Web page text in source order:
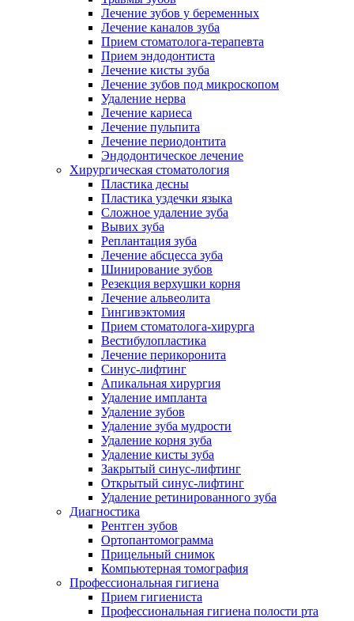
Лечение зубов у беременных
Лечение каналов зуба
Прием стоматолога-терапевта
Прием эндодонтиста
Лечение кисты зуба
Лечение зубов под микроскопом
Удаление нерва
Лечение кариеса
Лечение пульпита
Лечение периодонтита
Эндодонтическое лечение
Хирургическая стоматология
Пластика десны
Пластика уздечки языка
Сложное удаление зуба
Вывих зуба
Реплантация зуба
Лечение абсцесса зуба
Шинирование зубов
Резекция верхушки корня
Лечение альвеолита
Гингивэктомия
Прием стоматолога-хирурга
Вестибулопластика
Лечение перикоронита
Синус-лифтинг
Апикальная хирургия
Удаление импланта
Удаление зубов
Удаление зуба мудрости
Удаление корня зуба
Удаление кисты зуба
Закрытый синус-лифтинг
Открытый синус-лифтинг
Удаление ретинированного зуба
Диагностика
Рентген зубов
Ортопантомограмма
Прицельный снимок
Компьютерная томография
Профессиональная гигиена
Прием гигиениста
Профессиональная гигиена полости рта